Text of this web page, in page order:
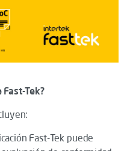
Fast-Tek?
Fast-Tek puede